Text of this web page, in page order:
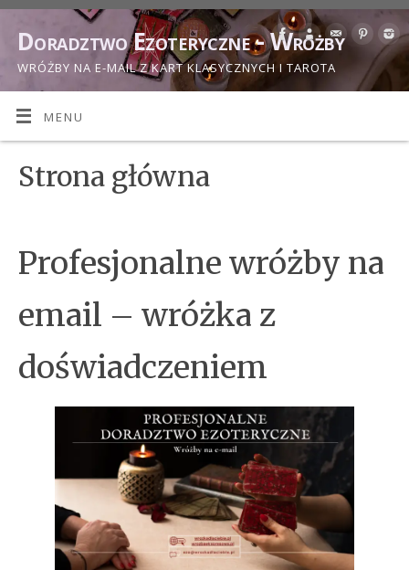
Doradztwo Ezoteryczne - Wróżby
WRÓŻBY NA E-MAIL Z KART KLASYCZNYCH I TAROTA
MENU
Strona główna
Profesjonalne wróżby na
email – wróżka z
doświadczeniem